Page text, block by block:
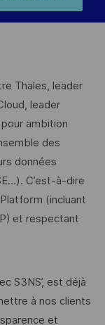
Thales, leader
leader
ambition
des
données
C’est-à-dire
(incluant
et respectant
S3NS’, est déjà
à nos clients
et